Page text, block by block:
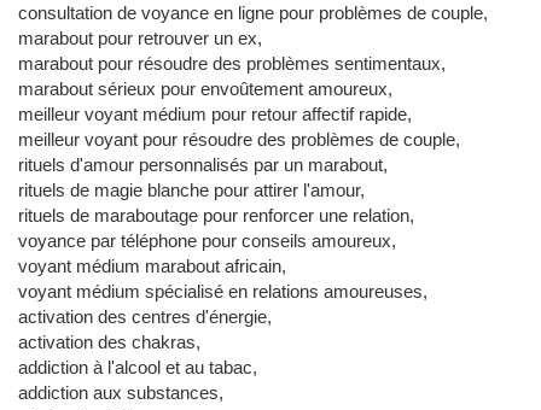
consultation de voyance en ligne pour problèmes de couple,
marabout pour retrouver un ex,
marabout pour résoudre des problèmes sentimentaux,
marabout sérieux pour envoûtement amoureux,
meilleur voyant médium pour retour affectif rapide,
meilleur voyant pour résoudre des problèmes de couple,
rituels d'amour personnalisés par un marabout,
rituels de magie blanche pour attirer l'amour,
rituels de maraboutage pour renforcer une relation,
voyance par téléphone pour conseils amoureux,
voyant médium marabout africain,
voyant médium spécialisé en relations amoureuses,
activation des centres d'énergie,
activation des chakras,
addiction à l'alcool et au tabac,
addiction aux substances,